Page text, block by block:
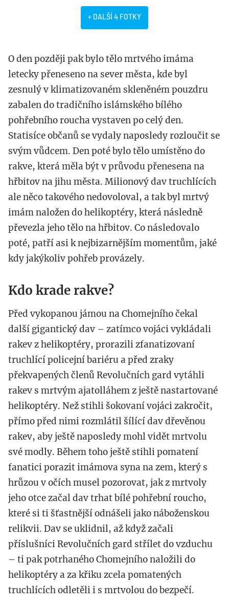
+ DALŠÍ 4 FOTKY
O den později pak bylo tělo mrtvého imáma
letecky přeneseno na sever města, kde byl
zesnulý v klimatizovaném skleněném pouzdru
zabalen do tradičního islámského bílého
pohřebního roucha vystaven po celý den.
Statisíce občanů se vydaly naposledy rozloučit se
svým vůdcem. Den poté bylo tělo umístěno do
rakve, která měla být v průvodu přenesena na
hřbitov na jihu města. Milionový dav truchlících
ale něco takového nedovoloval, a tak byl mrtvý
imám naložen do helikoptéry, která následně
převezla jeho tělo na hřbitov. Co následovalo
poté, patří asi k nejbizarnějším momentům, jaké
kdy jakýkoliv pohřeb provázely.
Kdo krade rakve?
Před vykopanou jámou na Chomejního čekal
další gigantický dav – zatímco vojáci vykládali
rakev z helikoptéry, prorazili zfanatizovaní
truchlící policejní bariéru a před zraky
překvapených členů Revolučních gard vytáhli
rakev s mrtvým ajatolláhem z ještě nastartované
helikoptéry. Než stihli šokovaní vojáci zakročit,
přímo před nimi rozmlátil šílící dav dřevěnou
rakev, aby ještě naposledy mohl vidět mrtvolu
své modly. Během toho ještě stihli pomatení
fanatici porazit imámova syna na zem, který s
hrůzou v očích musel pozorovat, jak z mrtvoly
jeho otce začal dav trhat bílé pohřební roucho,
které si ti šťastnější odnášeli jako náboženskou
relikvii. Dav se uklidnil, až když začali
příslušníci Revolučních gard střílet do vzduchu
– ti pak potrhaného Chomejního naložili do
helikoptéry a za křiku zcela pomatených
truchlících odletěli i s mrtvolou do bezpečí.